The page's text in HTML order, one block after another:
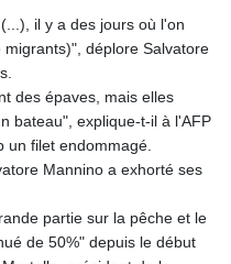
362.202869
20696.181862
0.858651
109.822567
1511.219527
141.80247
0.858651
il y a des jours où l'on
déplore Salvatore
des épaves, mais elles
bateau", explique-t-il à l'AFP
un filet endommagé.
Mannino a exhorté ses
partie sur la pêche et le
de 50%" depuis le début